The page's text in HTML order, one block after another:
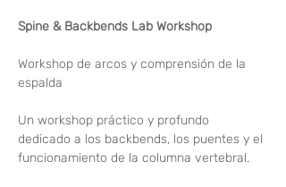
Spine & Backbends Lab Workshop
Workshop de arcos y comprensión de la
espalda
Un workshop práctico y profundo
dedicado a los backbends, los puentes y el
funcionamiento de la columna vertebral.